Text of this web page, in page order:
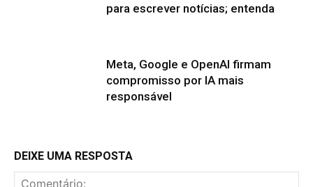
para escrever notícias; entenda
Meta, Google e OpenAI firmam
compromisso por IA mais
responsável
DEIXE UMA RESPOSTA